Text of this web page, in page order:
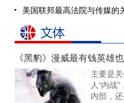
美国联邦最高法院与传媒的
《黑豹》漫威最有钱英雄
主要是
人“内战
内部，